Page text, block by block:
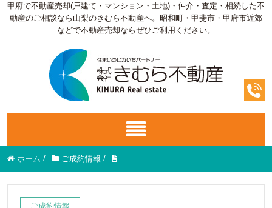
甲府で不動産売却(戸建て・マンション・土地)・仲介・査定・相続した不
動産のご相談なら山梨のきむら不動産へ。昭和町・甲斐市・甲府市近郊
などで不動産売却ならぜひご利用ください。
ホーム / ご成約情報 /
ご成約情報